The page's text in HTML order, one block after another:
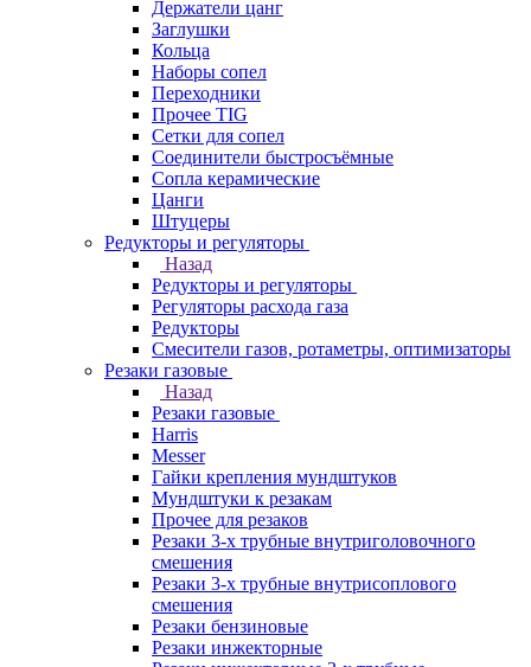
Держатели цанг
Заглушки
Кольца
Наборы сопел
Переходники
Прочее TIG
Сетки для сопел
Соединители быстросъёмные
Сопла керамические
Цанги
Штуцеры
Редукторы и регуляторы
Назад
Редукторы и регуляторы
Регуляторы расхода газа
Редукторы
Смесители газов, ротаметры, оптимизаторы
Резаки газовые
Назад
Резаки газовые
Harris
Messer
Гайки крепления мундштуков
Мундштуки к резакам
Прочее для резаков
Резаки 3-х трубные внутриголовочного
смешения
Резаки 3-х трубные внутрисоплового
смешения
Резаки бензиновые
Резаки инжекторные